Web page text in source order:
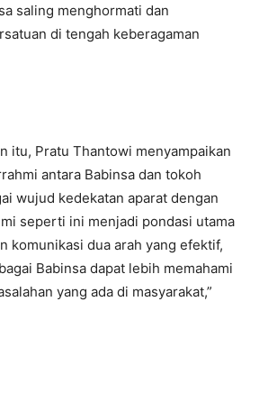
saling menghormati dan
di tengah keberagaman
itu, Pratu Thantowi menyampaikan
antara Babinsa dan tokoh
wujud kedekatan aparat dengan
seperti ini menjadi pondasi utama
komunikasi dua arah yang efektif,
Babinsa dapat lebih memahami
yang ada di masyarakat,”